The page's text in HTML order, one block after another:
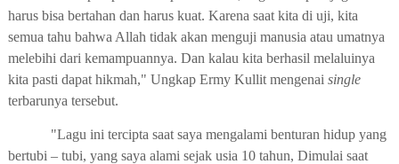
harus bisa bertahan dan harus kuat. Karena saat kita di uji, kita
semua tahu bahwa Allah tidak akan menguji manusia atau umatnya
melebihi dari kemampuannya. Dan kalau kita berhasil melaluinya
kita pasti dapat hikmah," UngkapErmy Kullitmengenai single
terbarunya tersebut.
"Lagu ini tercipta saat saya mengalami benturan hidup yang
bertubi – tubi, yang saya alami sejakusia 10 tahun, Dimulai saat